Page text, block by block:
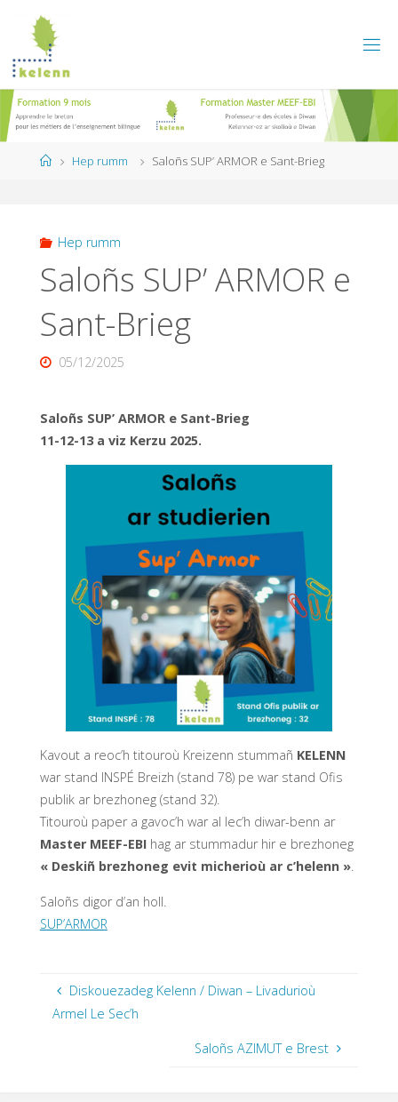
content
HomeHep rumm Saloñs SUP’ ARMOR e Sant-Brieg
Hep rumm
Saloñs SUP’ ARMOR e
Sant-Brieg
05/12/2025
Saloñs SUP’ ARMOR e Sant-Brieg
11-12-13 a viz Kerzu 2025.
Kavout a reoc’h titouroù Kreizenn stummañ KELENN
war stand INSPÉ Breizh (stand 78) pe war stand Ofis
publik ar brezhoneg (stand 32).
Titouroù paper a gavoc’h war al lec’h diwar-benn ar
Master MEEF-EBIhag ar stummadur hir e brezhoneg
« Deskiñ brezhoneg evit micherioù ar c’helenn ».
Saloñs digor d’an holl.
SUP’ARMOR
Diskouezadeg Kelenn / Diwan – Livadurioù
Armel Le Sec’h
Saloñs AZIMUT e Brest